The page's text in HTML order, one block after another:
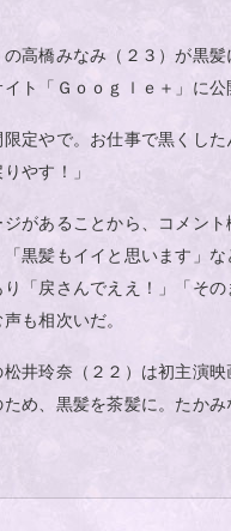
高橋みなみ（２３）が黒髪
ト「Ｇｏｏｇｌｅ＋」に公
限定やで。お仕事で黒くし
やす！」
があることから、コメン
黒髪もイイと思います」な
「戻さんでええ！」「その
も相次いだ。
井玲奈（２２）は初主演映
ため、黒髪を茶髪に。たか